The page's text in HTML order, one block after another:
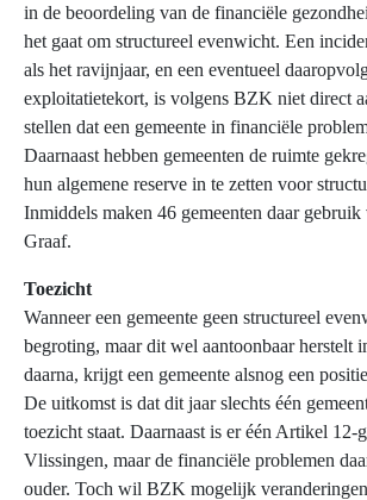
in de beoordeling van de financiële
het gaat om structureel evenwicht. Een
als het ravijnjaar, en een eventueel
exploitatietekort, is volgens BZK niet direct
stellen dat een gemeente in financiële
Daarnaast hebben gemeenten de ruimte
hun algemene reserve in te zetten voor
Inmiddels maken 46 gemeenten daar
Graaf.
Toezicht
Wanneer een gemeente geen structureel
begroting, maar dit wel aantoonbaar herstelt
daarna, krijgt een gemeente alsnog een
De uitkomst is dat dit jaar slechts één
toezicht staat. Daarnaast is er één Artikel 12-
Vlissingen, maar de financiële problemen
ouder. Toch wil BZK mogelijk